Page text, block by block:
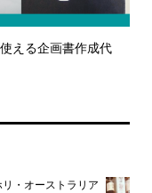
える企画書作成代
リ・オーストラリア